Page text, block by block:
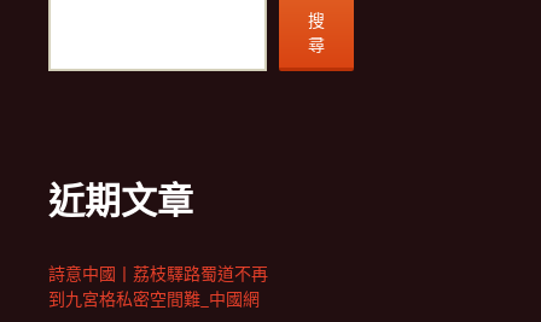
搜
尋
近期文章
詩意中國丨荔枝驛路蜀道不再
到九宮格私密空間難_中國網